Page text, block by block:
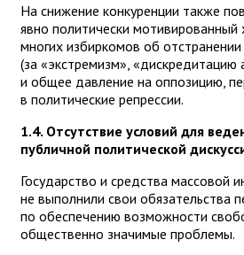
На снижение конкуренции также
явно политически мотивированный
многих избиркомов об
(за «экстремизм», «дискредитацию
и общее давление на оппозицию,
в политические репрессии.
1.4. Отсутствие условий для
публичной политической
Государство и средства массовой
не выполнили свои обязательства
по обеспечению возможности
общественно значимые проблемы.